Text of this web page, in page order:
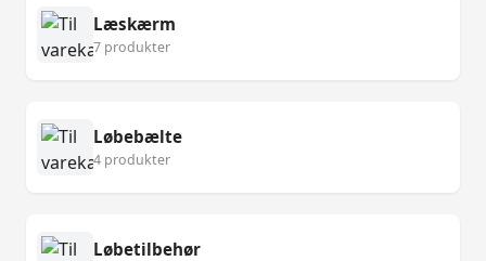
Læskærm
7 produkter
Løbebælte
4 produkter
Løbetilbehør